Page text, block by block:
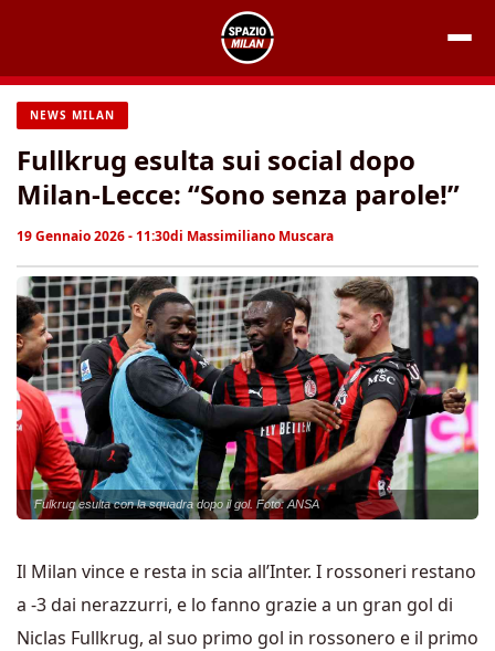
contenuto
NEWS MILAN
Fullkrug esulta sui social dopo
Milan-Lecce: “Sono senza parole!”
19 Gennaio 2026 - 11:30di Massimiliano Muscara
Fulkrug esulta con la squadra dopo il gol. Foto: ANSA
Il Milan vince e resta in scia all’Inter. I rossoneri restano
a -3 dai nerazzurri, e lo fanno grazie a un gran gol di
Niclas Fullkrug, al suo primo gol in rossonero e il primo